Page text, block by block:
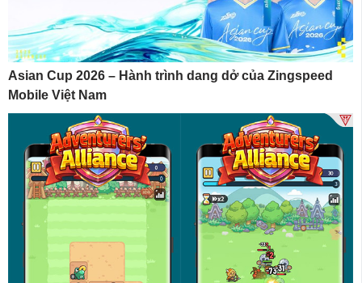
Asian Cup 2026 – Hành trình dang dở của Zingspeed
Mobile Việt Nam